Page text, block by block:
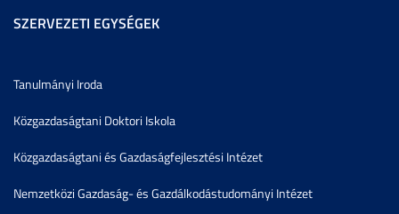
SZERVEZETI EGYSÉGEK
Tanulmányi Iroda
Közgazdaságtani Doktori Iskola
Közgazdaságtani és Gazdaságfejlesztési Intézet
Nemzetközi Gazdaság- és Gazdálkodástudományi Intézet